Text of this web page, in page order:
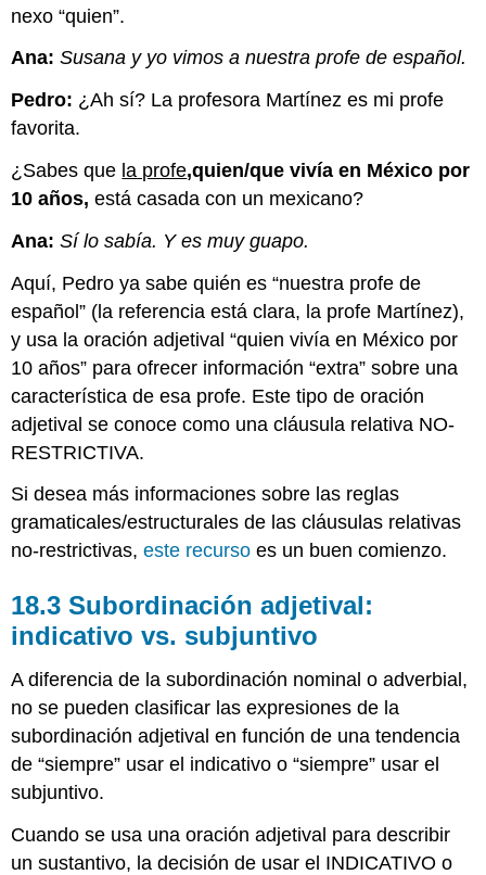
nexo “quien”.
Ana: Susana y yo vimos a nuestra profe de español.
Pedro: ¿Ah sí? La profesora Martínez es mi profe
favorita.
¿Sabes que la profe,quien/que vivía en México por
10 años, está casada con un mexicano?
Ana: Sí lo sabía. Y es muy guapo.
Aquí, Pedro ya sabe quién es “nuestra profe de
español” (la referencia está clara, la profe Martínez),
y usa la oración adjetival “quien vivía en México por
10 años” para ofrecer información “extra” sobre una
característica de esa profe. Este tipo de oración
adjetival se conoce como una cláusula relativa NO-
RESTRICTIVA.
Si desea más informaciones sobre las reglas
gramaticales/estructurales de las cláusulas relativas
no-restrictivas,este recurso es un buen comienzo.
18.3 Subordinación adjetival:
indicativo vs. subjuntivo
A diferencia de la subordinación nominal o adverbial,
no se pueden clasificar las expresiones de la
subordinación adjetival en función de una tendencia
de “siempre” usar el indicativo o “siempre” usar el
subjuntivo.
Cuando se usa una oración adjetival para describir
un sustantivo, la decisión de usar el INDICATIVO o